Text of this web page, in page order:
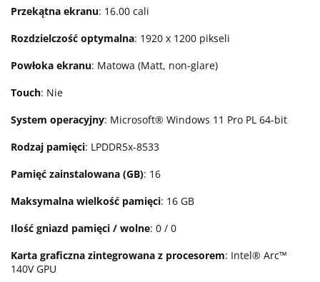
Przekątna ekranu: 16.00 cali
Rozdzielczość optymalna: 1920 x 1200 pikseli
Powłoka ekranu: Matowa (Matt, non-glare)
Touch: Nie
System operacyjny: Microsoft® Windows 11 Pro PL 64-bit
Rodzaj pamięci: LPDDR5x-8533
Pamięć zainstalowana (GB): 16
Maksymalna wielkość pamięci: 16 GB
Ilość gniazd pamięci / wolne: 0 / 0
Karta graficzna zintegrowana z procesorem: Intel® Arc™
140V GPU